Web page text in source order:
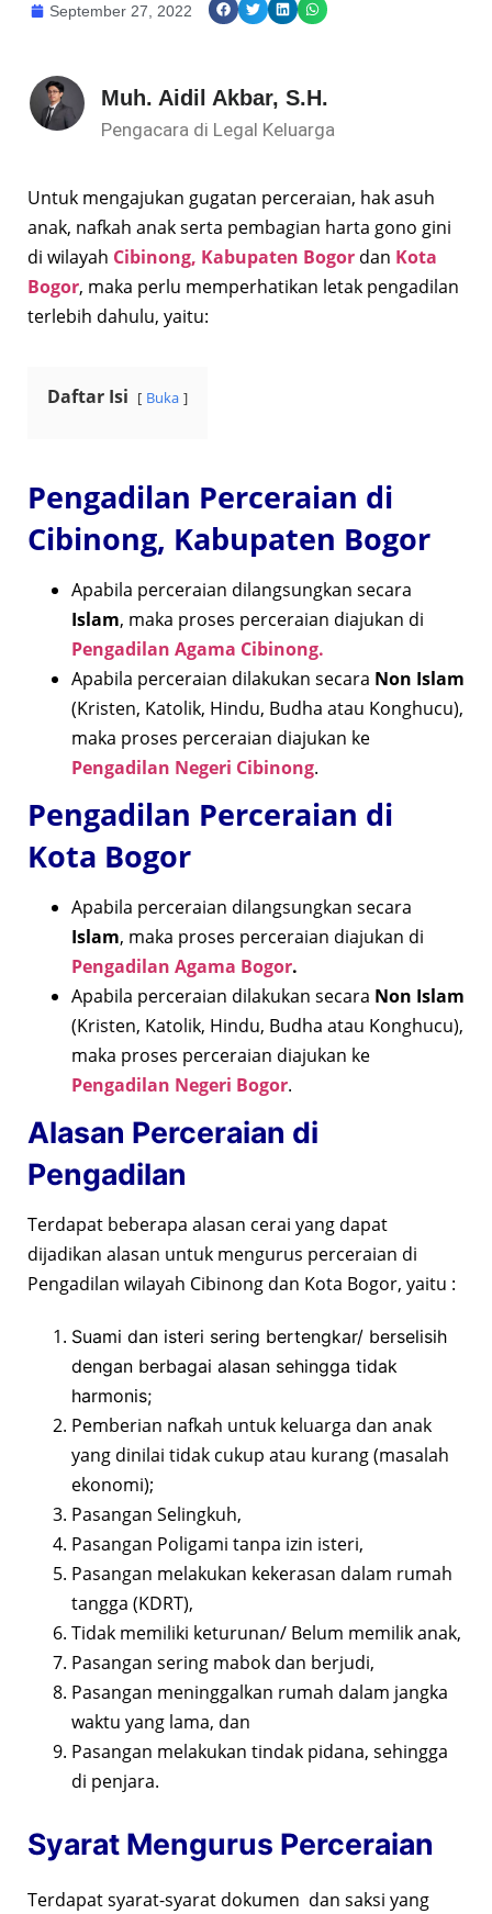
September 27, 2022
Muh. Aidil Akbar, S.H.
Pengacara di Legal Keluarga
Untuk mengajukan gugatan perceraian, hak asuh
anak, nafkah anak serta pembagian harta gono gini
di wilayah Cibinong, Kabupaten Bogor dan Kota
Bogor, maka perlu memperhatikan letak pengadilan
terlebih dahulu, yaitu:
Daftar Isi Buka
Pengadilan Perceraian di
Cibinong, Kabupaten Bogor
Apabila perceraian dilangsungkan secara
Islam, maka proses perceraian diajukan di
Pengadilan Agama Cibinong.
Apabila perceraian dilakukan secara Non Islam
(Kristen, Katolik, Hindu, Budha atau Konghucu),
maka proses perceraian diajukan ke
Pengadilan Negeri Cibinong.
Pengadilan Perceraian di
Kota Bogor
Apabila perceraian dilangsungkan secara
Islam, maka proses perceraian diajukan di
Pengadilan Agama Bogor.
Apabila perceraian dilakukan secara Non Islam
(Kristen, Katolik, Hindu, Budha atau Konghucu),
maka proses perceraian diajukan ke
Pengadilan Negeri Bogor.
Alasan Perceraian di
Pengadilan
Terdapat beberapa alasan cerai yang dapat
dijadikan alasan untuk mengurus perceraian di
Pengadilan wilayah Cibinong dan Kota Bogor, yaitu :
Suami dan isteri sering bertengkar/ berselisih
dengan berbagai alasan sehingga tidak
harmonis;
Pemberian nafkah untuk keluarga dan anak
yang dinilai tidak cukup atau kurang (masalah
ekonomi);
Pasangan Selingkuh,
Pasangan Poligami tanpa izin isteri,
Pasangan melakukan kekerasan dalam rumah
tangga (KDRT),
Tidak memiliki keturunan/ Belum memilik anak,
Pasangan sering mabok dan berjudi,
Pasangan meninggalkan rumah dalam jangka
waktu yang lama, dan
Pasangan melakukan tindak pidana, sehingga
di penjara.
Syarat Mengurus Perceraian
Terdapat syarat-syarat dokumen dan saksi yang